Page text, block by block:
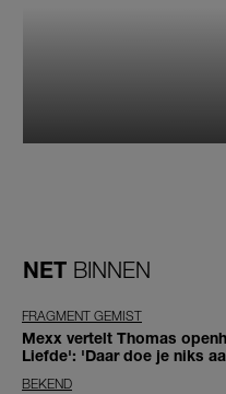
NET BINNEN
FRAGMENT GEMIST
Mexx vertelt Thomas
Liefde': 'Daar doe je niks
BEKEND